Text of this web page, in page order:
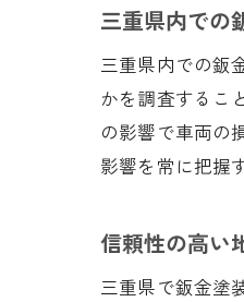
三重県内での
三重県内での鈑
かを調査するこ
の影響で車両の
影響を常に把握
信頼性の高い
三重県で鈑金塗